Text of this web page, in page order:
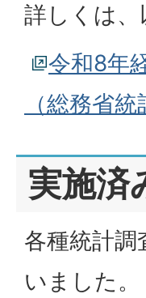
詳しくは
令和8年
（総務省統
実施済
各種統計
いました。